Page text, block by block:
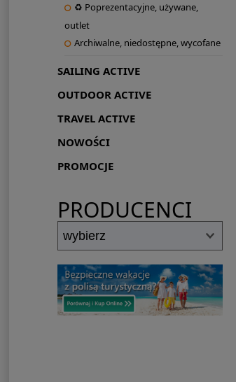
♻ Poprezentacyjne, używane,
outlet
Archiwalne, niedostępne, wycofane
SAILING ACTIVE
OUTDOOR ACTIVE
TRAVEL ACTIVE
NOWOŚCI
PROMOCJE
PRODUCENCI